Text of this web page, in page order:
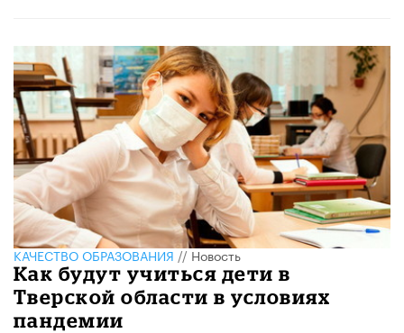
КАЧЕСТВО ОБРАЗОВАНИЯ//Новость
Как будут учиться дети в
Тверской области в условиях
пандемии